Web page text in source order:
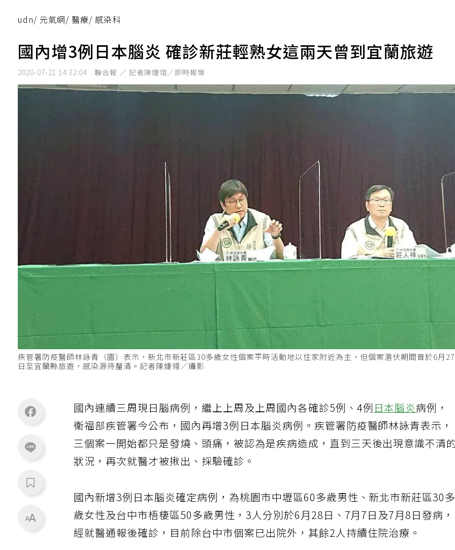
udn/ 元氣網/ 醫療/ 感染科
國內增3例日本腦炎 確診新莊輕熟女這兩天曾到宜蘭旅遊
2020-07-21 14:32:04 聯合報 ／ 記者陳婕翎／即時報導
疾管署防疫醫師林詠青（圖）表示，新北市新莊區30多歲女性個案平時活動地以住家附近為主，但個案潛伏期間曾於6月
日至宜蘭縣旅遊，感染源待釐清。記者陳婕翎／攝影
國內連續三周現日腦病例，繼上上周及上周國內各確診5例、4例日本腦炎病例，
衛福部疾管署今公布，國內再增3例日本腦炎病例。疾管署防疫醫師林詠青表示，
三個案一開始都只是發燒、頭痛，被認為是疾病造成，直到三天後出現意識不清
狀況，再次就醫才被揪出、採驗確診。
國內新增3例日本腦炎確定病例，為桃園市中壢區60多歲男性、新北市新莊區30
歲女性及台中市梧棲區50多歲男性，3人分別於6月28日、7月7日及7月8日發病
經就醫通報後確診，目前除台中市個案已出院外，其餘2人持續住院治療。